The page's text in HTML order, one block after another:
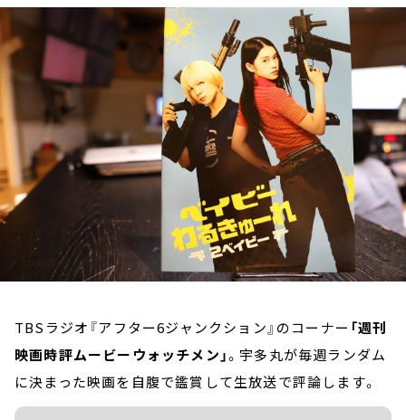
イベント・グッズ
YouTube
会社情報
TBSラジオ『アフター6ジャンクション』のコーナー 「週刊
映画時評ムービーウォッチメン」。宇多丸が毎週ランダム
に決まった映画を自腹で鑑賞して生放送で評論します。